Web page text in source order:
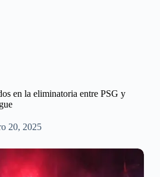
en la eliminatoria entre PSG y
20, 2025